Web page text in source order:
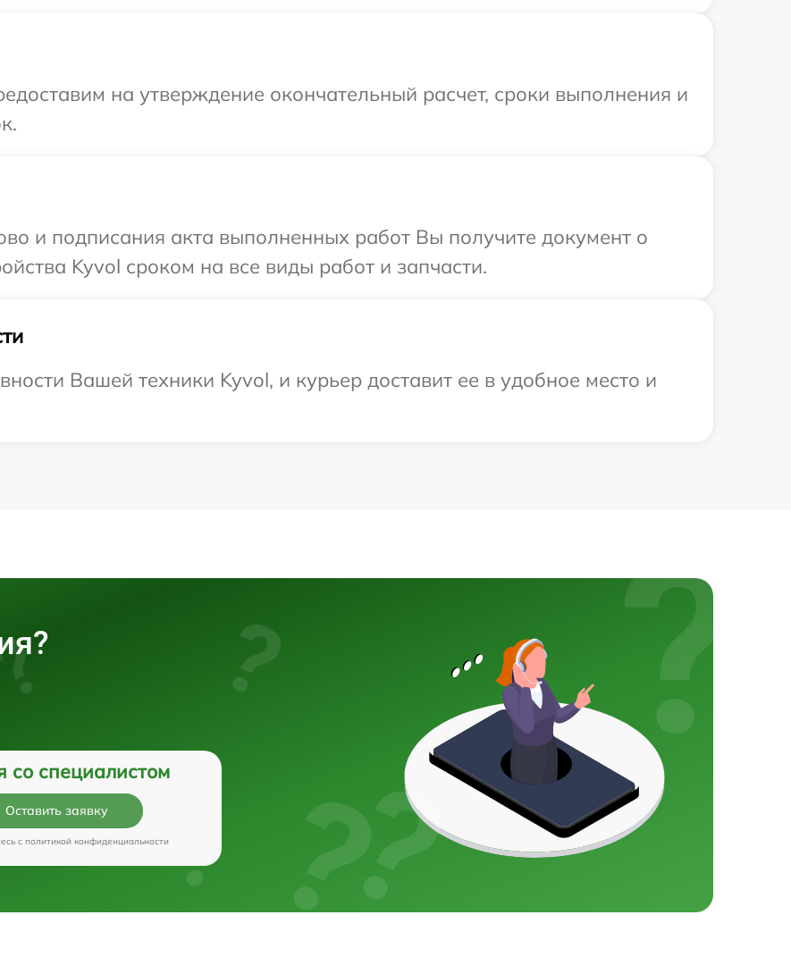
на утверждение окончательный расчет, сроки выполнения и
и подписания акта выполненных работ Вы получите документ о
Kyvol сроком на все виды работ и запчасти.
Вашей техники Kyvol, и курьер доставит ее в удобное место и
со специалистом
Оставить заявку
c политикой конфиденциальности